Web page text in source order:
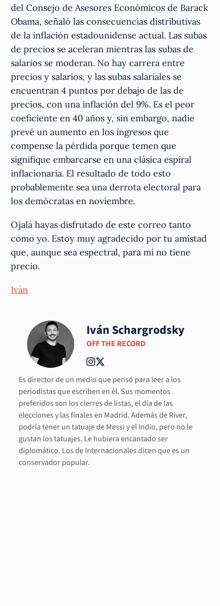
del Consejo de Asesores Económicos de Barack
Obama, señaló las consecuencias distributivas
de la inflación estadounidense actual. Las subas
de precios se aceleran mientras las subas de
salarios se moderan. No hay carrera entre
precios y salarios, y las subas salariales se
encuentran 4 puntos por debajo de las de
precios, con una inflación del 9%. Es el peor
coeficiente en 40 años y, sin embargo, nadie
prevé un aumento en los ingresos que
compense la pérdida porque temen que
signifique embarcarse en una clásica espiral
inflacionaria. El resultado de todo esto
probablemente sea una derrota electoral para
los demócratas en noviembre.
Ojalá hayas disfrutado de este correo tanto
como yo. Estoy muy agradecido por tu amistad
que, aunque sea espectral, para mí no tiene
precio.
Iván
Iván Schargrodsky
OFF THE RECORD
Es director de un medio que pensó para leer a los
periodistas que escriben en él. Sus momentos
preferidos son los cierres de listas, el día de las
elecciones y las finales en Madrid. Además de River,
podría tener un tatuaje de Messi y el Indio, pero no le
gustan los tatuajes. Le hubiera encantado ser
diplomático. Los de Internacionales dicen que es un
conservador popular.